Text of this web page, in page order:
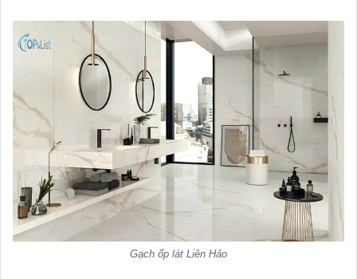
Gạch ốp lát Liên Hảo